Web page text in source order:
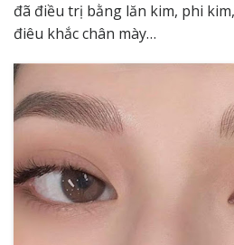
đã điều trị bằng lăn kim, phi
điêu khắc chân mày…